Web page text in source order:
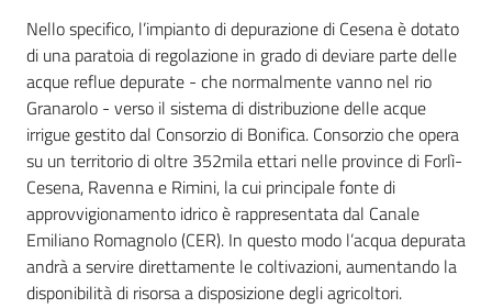
Nello specifico, l’impianto di depurazione di Cesena è dotato
di una paratoia di regolazione in grado di deviare parte delle
acque reflue depurate - che normalmente vanno nel rio
Granarolo - verso il sistema di distribuzione delle acque
irrigue gestito dal Consorzio di Bonifica. Consorzio che opera
su un territorio di oltre 352mila ettari nelle province di Forlì-
Cesena, Ravenna e Rimini, la cui principale fonte di
approvvigionamento idrico è rappresentata dal Canale
Emiliano Romagnolo (CER). In questo modo l’acqua depurata
andrà a servire direttamente le coltivazioni, aumentando la
disponibilità di risorsa a disposizione degli agricoltori.